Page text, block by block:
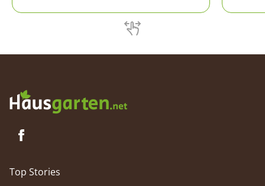
ebenso ungern. Biologische Maßnahmen
sind die Lösung, denn Mäuselöcher lassen
Top Stories